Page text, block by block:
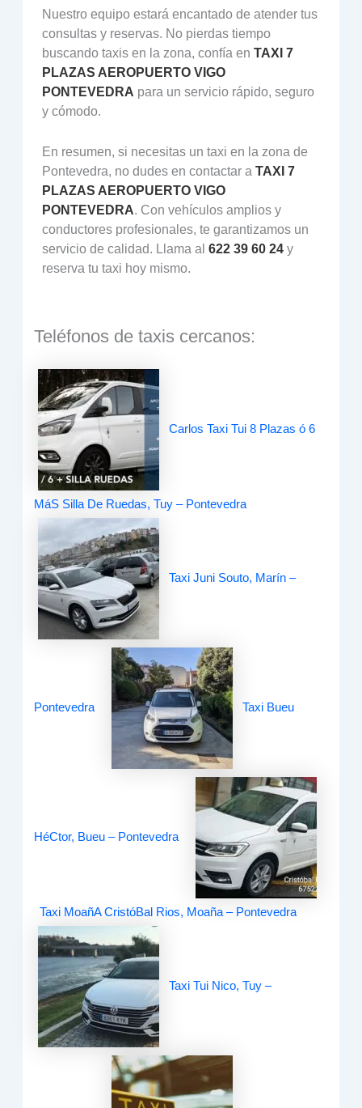
Nuestro equipo estará encantado de atender tus
consultas y reservas. No pierdas tiempo
buscando taxis en la zona, confía enTAXI 7
PLAZAS AEROPUERTO VIGO
PONTEVEDRA para un servicio rápido, seguro
y cómodo.
En resumen, si necesitas un taxi en la zona de
Pontevedra, no dudes en contactar aTAXI 7
PLAZAS AEROPUERTO VIGO
PONTEVEDRA. Con vehículos amplios y
conductores profesionales, te garantizamos un
servicio de calidad. Llama al622 39 60 24 y
reserva tu taxi hoy mismo.
Teléfonos de taxis cercanos:
Carlos Taxi Tui 8 Plazas ó 6
MáS Silla De Ruedas, Tuy – Pontevedra
Taxi Juni Souto, Marín –
Pontevedra Taxi Bueu
HéCtor, Bueu – Pontevedra
Taxi MoañA CristóBal Rios, Moaña – Pontevedra
Taxi Tui Nico, Tuy –